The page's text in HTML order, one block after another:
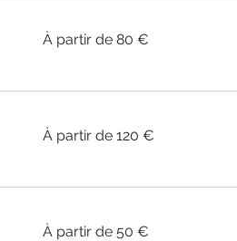
À
partir
À partir de 80 €
À
partir
À partir de 120 €
À
partir
À partir de 50 €